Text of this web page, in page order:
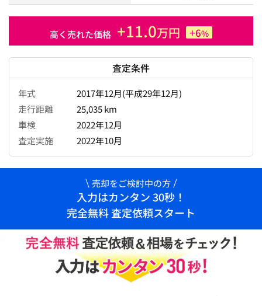
高く売れた価格 +11.0万円 +6%
査定条件
年式
2017年12月(平成29年12月)
走行距離
25,035 km
車検
2022年12月
査定実施
2022年10月
売却をご検討中の方
入力はカンタン 30秒！
完全無料 査定依頼スタート